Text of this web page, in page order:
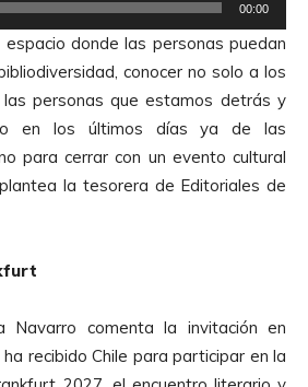
00:00
donde las personas puedan
conocer no solo a los
personas que estamos detrás y
en los últimos días ya de las
para cerrar con un evento cultural
la tesorera de Editoriales de
Navarro comenta la invitación en
recibido Chile para participar en la